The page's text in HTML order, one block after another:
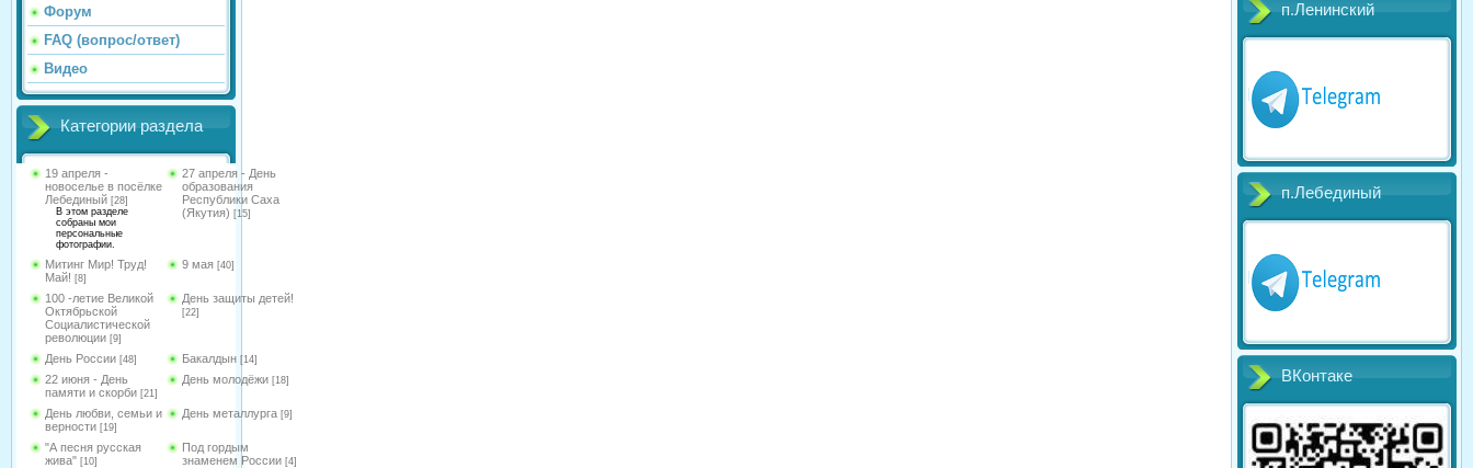
Форум
FAQ (вопрос/ответ)
Видео
Категории раздела
19 апреля -
новоселье в посёлке
Лебединый [28]
В этом разделе
собраны мои
персональные
фотографии.
27 апреля - День
образования
Республики Саха
(Якутия) [15]
Митинг Мир! Труд!
Май! [8]
9 мая [40]
100 -летие Великой
Октябрьской
Социалистической
революции [9]
День защиты детей!
[22]
День России [48] Бакалдын [14]
22 июня - День
памяти и скорби [21]
День молодёжи [18]
День любви, семьи и
верности [19]
День металлурга [9]
"А песня русская
жива" [10]
Под гордым
знаменем России [4]
п.Ленинский
п.Лебединый
ВКонтаке